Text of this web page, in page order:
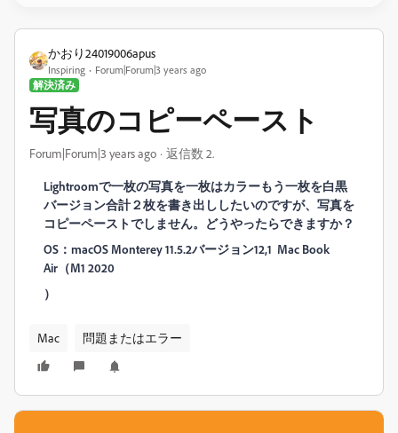
かおり24019006apus
Inspiring
Forum|Forum|3 years ago
解決済み
写真のコピーペースト
Forum|Forum|3 years ago 返信数 2.
Lightroomで一枚の写真を一枚はカラーもう一枚を白黒
バージョン合計２枚を書き出ししたいのですが、写真を
コピーペーストでしません。どうやったらできますか？
OS：macOS Monterey 11.5.2バージョン12,1 Mac Book
Air（M1 2020
）
Mac 問題またはエラー